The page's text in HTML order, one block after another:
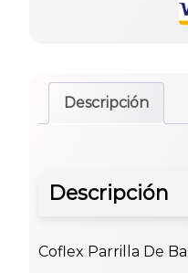
Descripción
Descripción
Coflex Parrilla De